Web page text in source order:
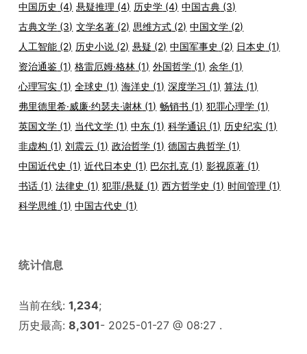
中国历史 (4) 悬疑推理 (4) 历史学 (4) 中国古典 (3)
古典文学 (3) 文学名著 (2) 思维方式 (2) 中国文学 (2)
人工智能 (2) 历史小说 (2) 悬疑 (2) 中国军事史 (2) 日本史 (1)
资治通鉴 (1) 格雷厄姆·格林 (1) 外国哲学 (1) 余华 (1)
心理写实 (1) 全球史 (1) 海洋史 (1) 深度学习 (1) 算法 (1)
弗里德里希·威廉·约瑟夫·谢林 (1) 畅销书 (1) 犯罪心理学 (1)
英国文学 (1) 当代文学 (1) 中东 (1) 科学通识 (1) 历史纪实 (1)
非虚构 (1) 刘震云 (1) 政治哲学 (1) 德国古典哲学 (1)
中国近代史 (1) 近代日本史 (1) 巴尔扎克 (1) 影视原著 (1)
书话 (1) 法律史 (1) 犯罪/悬疑 (1) 西方哲学史 (1) 时间管理 (1)
科学思维 (1) 中国古代史 (1)
统计信息
当前在线:1,234;
历史最高:8,301- 2025-01-27 @ 08:27 .